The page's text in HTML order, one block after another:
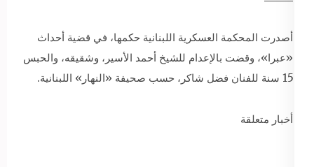
أصدرت المحكمة العسكرية اللبنانية حكمها، في قضية أحداث
«عبرا»، وقضت بالإعدام للشيخ أحمد الأسير، وشقيقه، والحبس
15 سنة للفنان فضل شاكر، حسب صحيفة «النهار» اللبنانية.
أخبار متعلقة